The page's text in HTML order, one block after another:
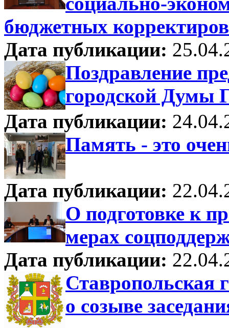
бюджетных
Дата публикации:
Поздравление
городской Думы
Дата публикации:
Память - это
Дата публикации:
О подготовке к
мерах
Дата публикации:
Ставропольская
о созыве